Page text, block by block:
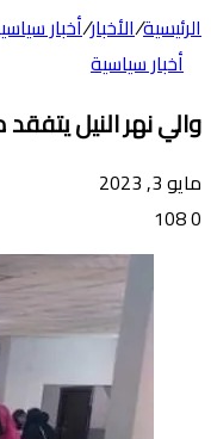
الرئيسية/الأخبار/أخبار
أخبار سياسية
والي نهر النيل
مايو 3, 2023
0